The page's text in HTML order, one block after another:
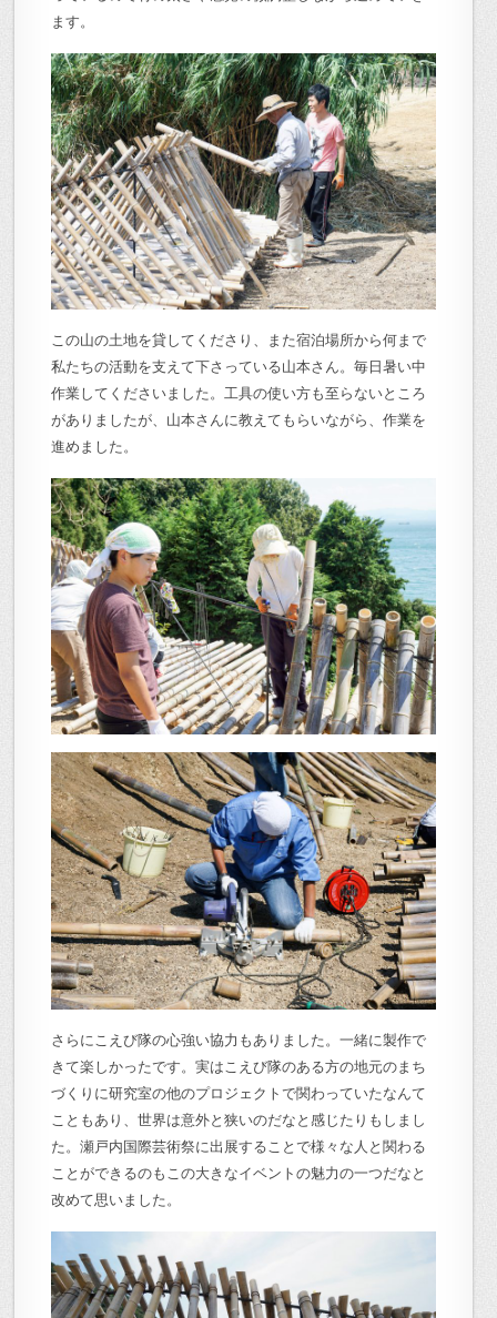
ます。
この山の土地を貸してくださり、また宿泊場所から何まで
私たちの活動を支えて下さっている山本さん。毎日暑い中
作業してくださいました。工具の使い方も至らないところ
がありましたが、山本さんに教えてもらいながら、作業を
進めました。
さらにこえび隊の心強い協力もありました。一緒に製作で
きて楽しかったです。実はこえび隊のある方の地元のまち
づくりに研究室の他のプロジェクトで関わっていたなんて
こともあり、世界は意外と狭いのだなと感じたりもしまし
た。瀬戸内国際芸術祭に出展することで様々な人と関わる
ことができるのもこの大きなイベントの魅力の一つだなと
改めて思いました。